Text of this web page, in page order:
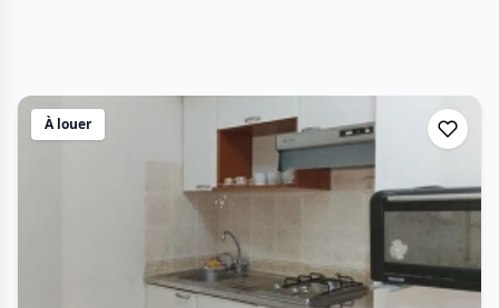
À louer